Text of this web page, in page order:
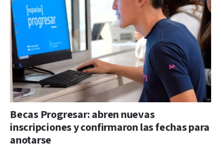
Becas Progresar: abren nuevas
inscripciones y confirmaron las fechas para
anotarse